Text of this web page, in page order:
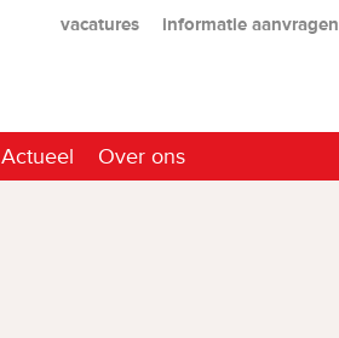
vacatures informatie aanvragen
Actueel Over ons